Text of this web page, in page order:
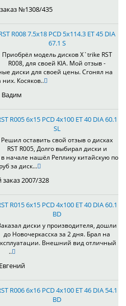
№1308/435
R008 7.5x18 PCD 5x114.3 ET 45 DIA
67.1 S
Приобрёл модель дисков X`trike RST
R008, для своей KIA. Мой отзыв -
диски для своей цены. Сгонял на
Косяков..
Вадим
R005 6x15 PCD 4x100 ET 40 DIA 60.1
SL
Решил оставить свой отзыв о дисках
RST R005, Долго выбирал диски и
начале нашёл Реплику китайскую по
за диск...
2007/328
R015 6x15 PCD 4x100 ET 40 DIA 60.1
BD
диски у производителя, дошли
до Новочеркасска за 2 дня. Брал на
Внешний вид отличный
..
Евгений
R006 6x16 PCD 4x100 ET 46 DIA 54.1
BD